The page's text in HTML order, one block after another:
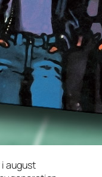
i august